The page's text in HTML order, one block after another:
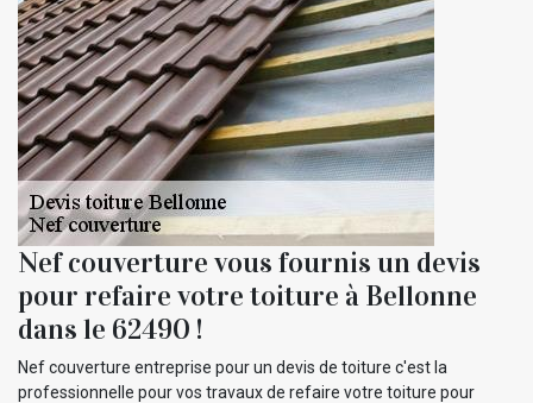
Nef couverture vous fournis un devis
pour refaire votre toiture à Bellonne
dans le 62490 !
Nef couverture entreprise pour un devis de toiture c'est la
professionnelle pour vos travaux de refaire votre toiture pour